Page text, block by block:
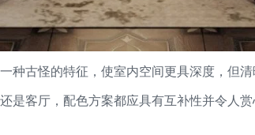
古怪的特征，使室内空间更具深度，但
客厅，配色方案都应具有互补性并令人赏